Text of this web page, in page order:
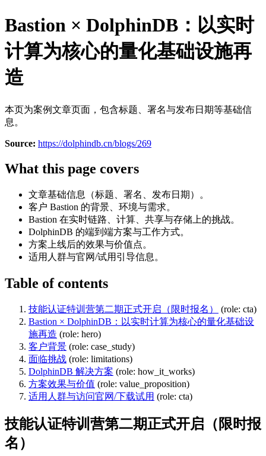
Bastion × DolphinDB：以实时
计算为核心的量化基础设施再
造
本页为案例文章页面，包含标题、署名与发布日期等基础信
息。
Source: https://dolphindb.cn/blogs/269
What this page covers
文章基础信息（标题、署名、发布日期）。
客户 Bastion 的背景、环境与需求。
Bastion 在实时链路、计算、共享与存储上的挑战。
DolphinDB 的端到端方案与工作方式。
方案上线后的效果与价值点。
适用人群与官网/试用引导信息。
Table of contents
技能认证特训营第二期正式开启（限时报名）
(role: cta)
Bastion × DolphinDB：以实时计算为核心的量化基础设
施再造 (role: hero)
客户背景 (role: case_study)
面临挑战 (role: limitations)
DolphinDB 解决方案 (role: how_it_works)
方案效果与价值 (role: value_proposition)
适用人群与访问官网/下载试用 (role: cta)
技能认证特训营第二期正式开启（限时报
名）